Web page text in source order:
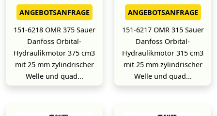
ANGEBOTSANFRAGE
151-6218 OMR 375 Sauer
Danfoss Orbital-
Hydraulikmotor 375 cm3
mit 25 mm zylindrischer
Welle und quad...
ANGEBOTSANFRAGE
151-6217 OMR 315 Sauer
Danfoss Orbital-
Hydraulikmotor 315 cm3
mit 25 mm zylindrischer
Welle und quad...